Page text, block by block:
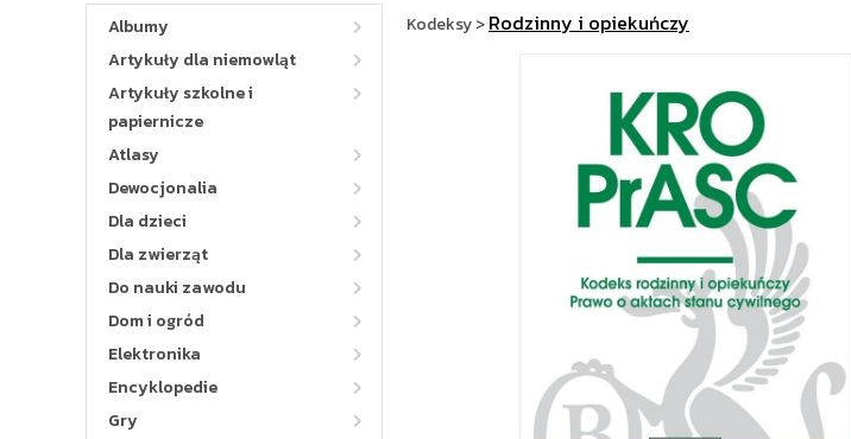
Albumy
Artykuły dla niemowląt
Artykuły szkolne i
papiernicze
Atlasy
Dewocjonalia
Dla dzieci
Dla zwierząt
Do nauki zawodu
Dom i ogród
Elektronika
Encyklopedie
Gry
Kodeksy>Rodzinny i opiekuńczy